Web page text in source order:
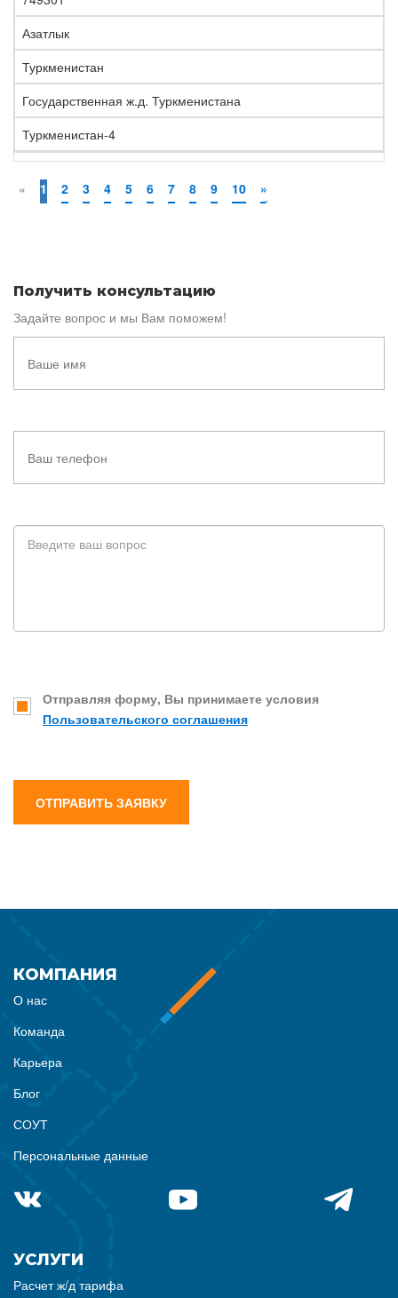
Азатлык
Туркменистан
Государственная ж.д. Туркменистана
Туркменистан-4
« 1 2 3 4 5 6 7 8 9 10 »
Получить консультацию
Задайте вопрос и мы Вам поможем!
Отправляя форму, Вы принимаете условия
Пользовательского соглашения
ОТПРАВИТЬ ЗАЯВКУ
КОМПАНИЯ
О нас
Команда
Карьера
Блог
СОУТ
Персональные данные
УСЛУГИ
Расчет ж/д тарифа